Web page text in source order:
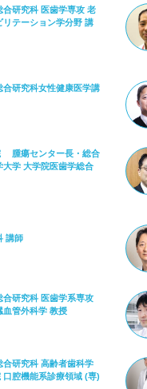
研究科 医歯学専攻 老
テーション学分野 講
研究科女性健康医学講
腫瘍センター長・総合
学 大学院医歯学総合
講師
研究科 医歯学系専攻
血管外科学 教授
研究科 高齢者歯科学
腔機能系診療領域 (専)